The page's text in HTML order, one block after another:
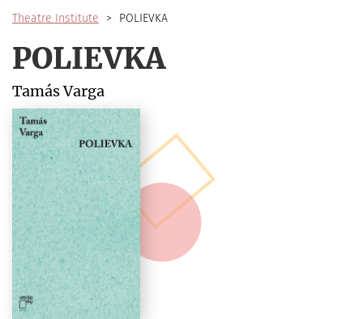
Theatre Institute POLIEVKA
POLIEVKA
Tamás Varga